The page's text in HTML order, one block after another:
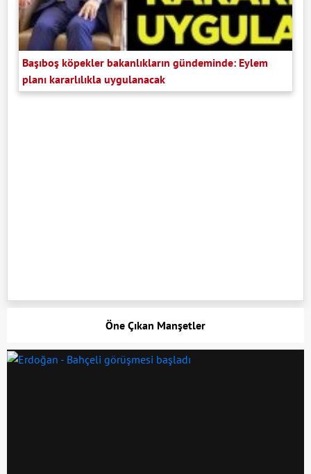
Başıboş köpekler bakanlıkların gündeminde: Eylem
planı kararlılıkla uygulanacak
Öne Çıkan Manşetler